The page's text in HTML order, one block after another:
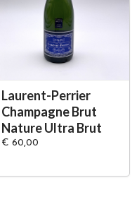
Laurent-Perrier
Champagne Brut
Nature Ultra Brut
€ 60,00